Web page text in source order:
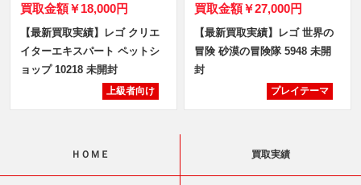
買取金額￥18,000円
【最新買取実績】レゴ クリエ
イターエキスパート ペットシ
ョップ 10218 未開封
上級者向け
買取金額￥27,000円
【最新買取実績】レゴ 世界の
冒険 砂漠の冒険隊 5948 未開
封
プレイテーマ
ＨＯＭＥ 買取実績